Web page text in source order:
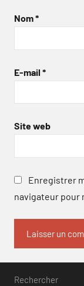
Nom*
E-mail *
Site web
Enregistrer
navigateur pour
Rechercher